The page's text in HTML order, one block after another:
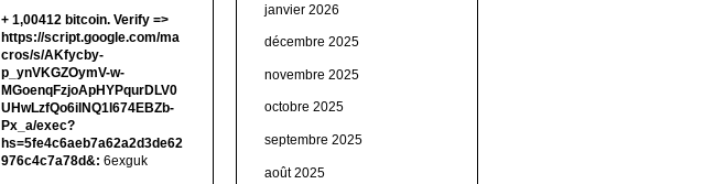
+ 1,00412 bitсоin. Verify =>
https://script.google.com/ma
cros/s/AKfycby-
p_ynVKGZOymV-w-
MGoenqFzjoApHYPqurDLV0
UHwLzfQo6ilNQ1l674EBZb-
Px_a/exec?
hs=5fe4c6aeb7a62a2d3de62
976c4c7a78d&: 6exguk
janvier 2026
décembre 2025
novembre 2025
octobre 2025
septembre 2025
août 2025